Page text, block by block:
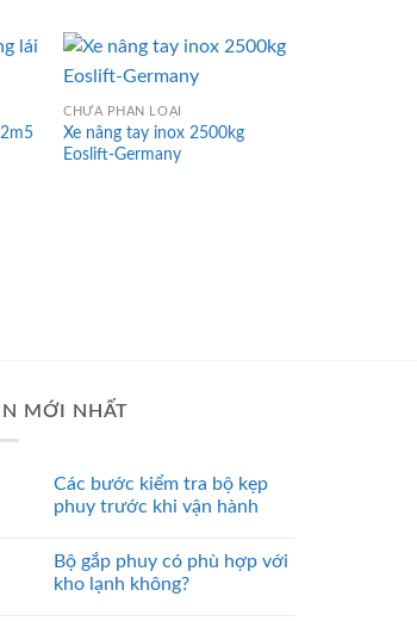
CHƯA PHÂN LOẠI
Xe nâng tay inox 2500kg
Eoslift-Germany
MỚI NHẤT
Các bước kiểm tra bộ kẹp
phuy trước khi vận hành
Bộ gắp phuy có phù hợp với
kho lạnh không?